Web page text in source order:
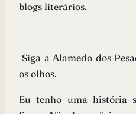
blogs literários.
Siga a Alamedo dos
os olhos.
Eu tenho uma história